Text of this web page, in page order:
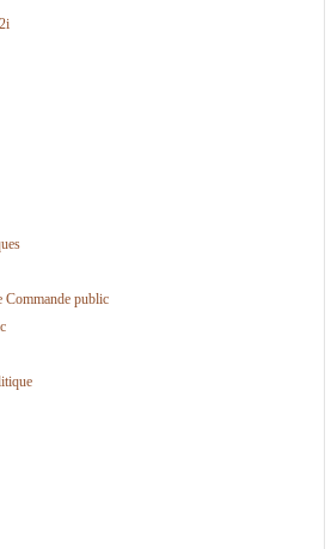
Commande public